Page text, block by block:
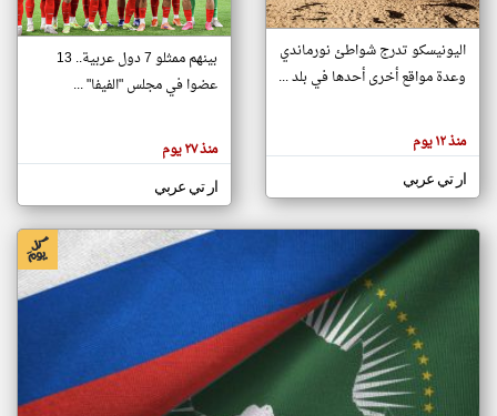
تغيير الدولة
اخبار جزر القمر على مدار الساعة
أهم اخبار جزر القمر العاجلة والمباشرة
هنا عن
وجهة
كاتبيها.
اليونيسكو تدرج شواطئ نورماندي
وعدة مواقع أخرى أحدها في بلد ...
منذ ١٢ يوم
ار تي عربي
بينهم ممثلو 7 دول عربية.. 13
عضوا في مجلس "الفيفا" ...
منذ ٢٧ يوم
ار تي عربي
klyoum.com